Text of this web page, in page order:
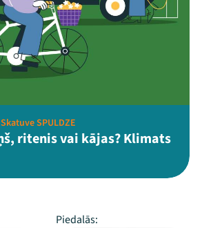
Skatuve SPULDZE
ritenis vai kājas? Klimats
Piedalās: